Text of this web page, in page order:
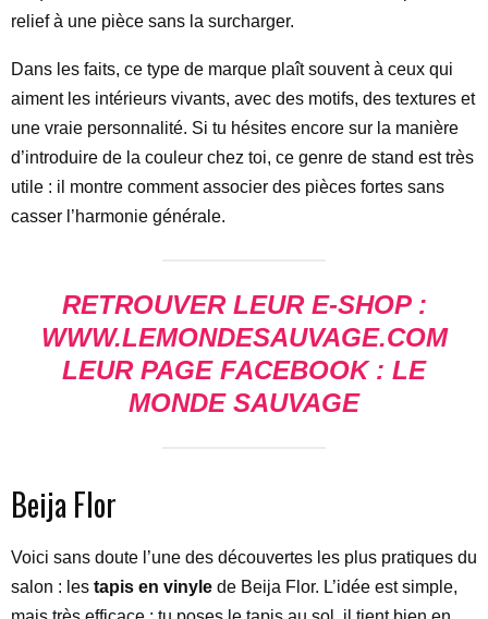
relief à une pièce sans la surcharger.
Dans les faits, ce type de marque plaît souvent à ceux qui
aiment les intérieurs vivants, avec des motifs, des textures et
une vraie personnalité. Si tu hésites encore sur la manière
d’introduire de la couleur chez toi, ce genre de stand est très
utile : il montre comment associer des pièces fortes sans
casser l’harmonie générale.
RETROUVER LEUR E-SHOP :
WWW.LEMONDESAUVAGE.COM
LEUR PAGE FACEBOOK : LE
MONDE SAUVAGE
Beija Flor
Voici sans doute l’une des découvertes les plus pratiques du
salon : les tapis en vinyle de Beija Flor. L’idée est simple,